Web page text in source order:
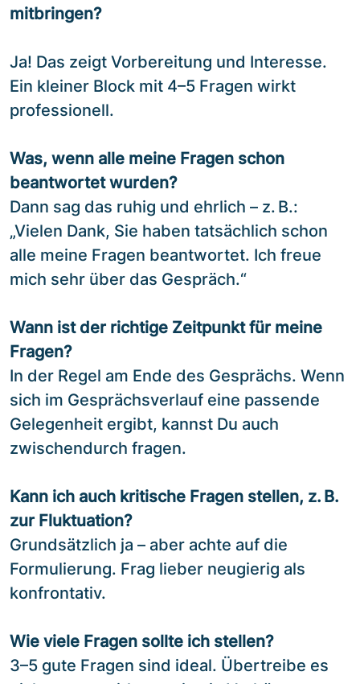
mitbringen?
Ja! Das zeigt Vorbereitung und Interesse.
Ein kleiner Block mit 4–5 Fragen wirkt
professionell.
Was, wenn alle meine Fragen schon
beantwortet wurden?
Dann sag das ruhig und ehrlich – z. B.:
„Vielen Dank, Sie haben tatsächlich schon
alle meine Fragen beantwortet. Ich freue
mich sehr über das Gespräch.“
Wann ist der richtige Zeitpunkt für meine
Fragen?
In der Regel am Ende des Gesprächs. Wenn
sich im Gesprächsverlauf eine passende
Gelegenheit ergibt, kannst Du auch
zwischendurch fragen.
Kann ich auch kritische Fragen stellen, z. B.
zur Fluktuation?
Grundsätzlich ja – aber achte auf die
Formulierung. Frag lieber neugierig als
konfrontativ.
Wie viele Fragen sollte ich stellen?
3–5 gute Fragen sind ideal. Übertreibe es